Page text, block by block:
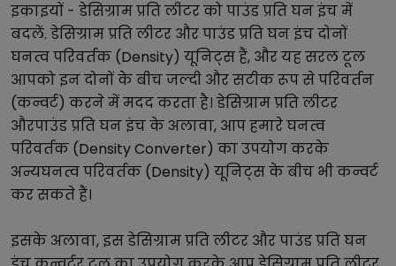
इकाइयों - डेसिग्राम प्रति लीटरकोपाउंड प्रति घन इंचमें
बदलें. डेसिग्राम प्रति लीटर औरपाउंड प्रति घन इंचदोनों
घनत्व परिवर्तक (Density) यूनिट्स हैं, और यह सरल टूल
आपको इन दोनों के बीच जल्दी और सटीक रूप से परिवर्तन
(कन्वर्ट) करने में मदद करता है। डेसिग्राम प्रति लीटर
औरपाउंड प्रति घन इंचके अलावा, आप हमारेघनत्व
परिवर्तक (Density Converter) का उपयोग करके
अन्यघनत्व परिवर्तक (Density) यूनिट्स के बीच भी कन्वर्ट
कर सकते हैं।
इसके अलावा, इसडेसिग्राम प्रति लीटर औरपाउंड प्रति घन